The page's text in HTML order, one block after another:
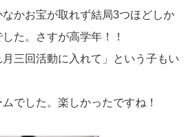
かお宝が取れず結局3つほどしか
た。さすが高学年！！
三回活動に入れて」という子もい
でした。楽しかったですね！